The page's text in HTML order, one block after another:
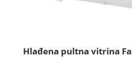
Hlađena pultna vitrina